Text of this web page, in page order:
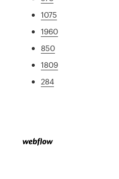
1075
1960
850
1809
284